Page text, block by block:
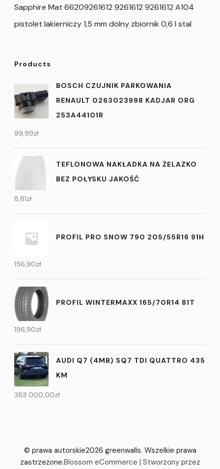
Sapphire Mat 66209261612 9261612 9261612 A104
pistolet lakierniczy 1,5 mm dolny zbiornik 0,6 l stal
Products
BOSCH CZUJNIK PARKOWANIA
RENAULT 0263023998 KADJAR ORG
253A44101R
99,99zł
TEFLONOWA NAKŁADKA NA ŻELAZKO
BEZ POŁYSKU JAKOŚĆ
8,81zł
PROFIL PRO SNOW 790 205/55R16 91H
156,90zł
PROFIL WINTERMAXX 165/70R14 81T
196,90zł
AUDI Q7 (4MB) SQ7 TDI QUATTRO 435
KM
383 000,00zł
© prawa autorskie2026 greenwalls. Wszelkie prawa
zastrzeżone.Blossom eCommerce | Stworzony przez